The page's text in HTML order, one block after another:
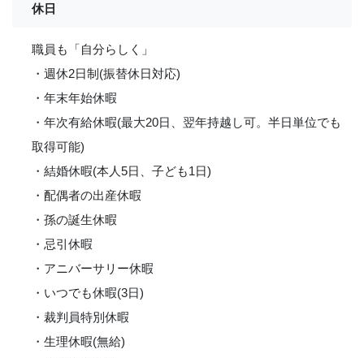
休日
職員も「自分らしく」
・週休2日制(振替休日対応)
・年末年始休暇
・年次有給休暇(最大20日、翌年持越し可。半日単位でも
取得可能)
・結婚休暇(本人5日、子ども1日)
・配偶者の出産休暇
・孫の誕生休暇
・忌引休暇
・アニバーサリー休暇
・いつでも休暇(3日)
・裁判員特別休暇
・生理休暇(無給)